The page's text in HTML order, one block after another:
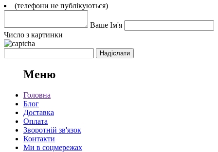
(телефони не публікуються)
Ваше Ім'я
Число з картинки
Меню
Головна
Блог
Доставка
Оплата
Зворотній зв'язок
Контакти
Ми в соцмережах